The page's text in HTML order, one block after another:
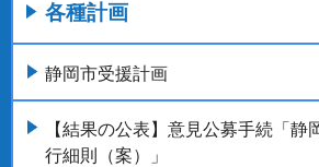
各種計画
静岡市受援計画
【結果の公表】意見公募手続「静
行細則（案）」